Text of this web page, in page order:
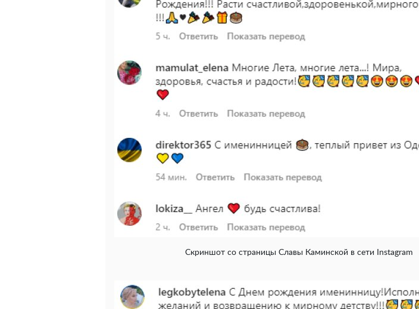
Скриншот со страницы Славы Каминской в сети Instagram